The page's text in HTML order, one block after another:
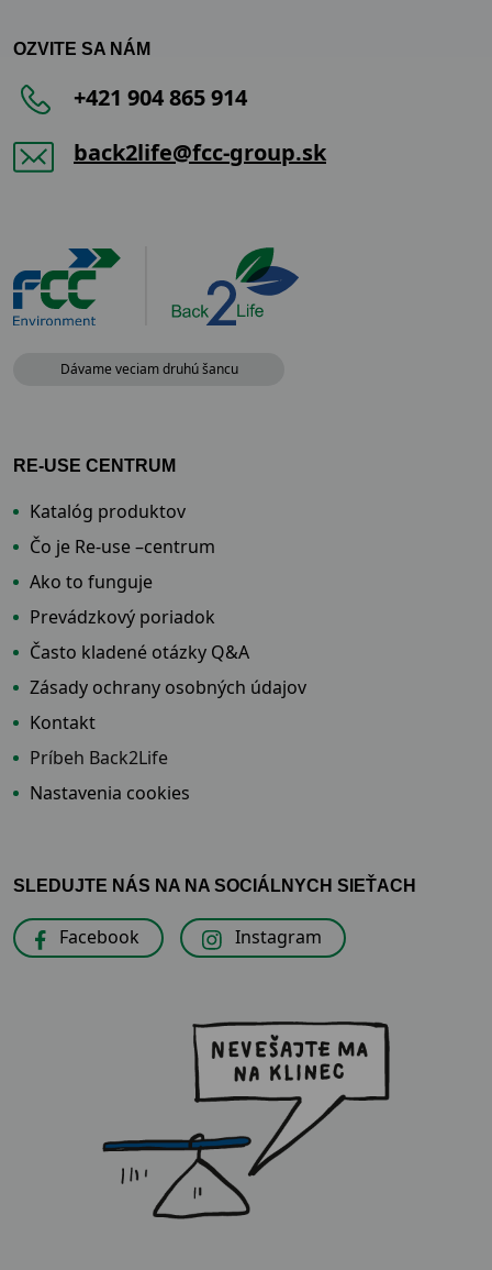
OZVITE SA NÁM
+421 904 865 914
back2life@fcc-group.sk
Dávame veciam druhú šancu
RE-USE CENTRUM
Katalóg produktov
Čo je Re-use –centrum
Ako to funguje
Prevádzkový poriadok
Často kladené otázky Q&A
Zásady ochrany osobných údajov
Kontakt
Príbeh Back2Life
Nastavenia cookies
SLEDUJTE NÁS NA NA SOCIÁLNYCH SIEŤACH
Facebook Instagram